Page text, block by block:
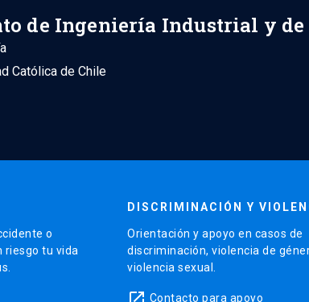
de Ingeniería Industrial y de
Católica de Chile
o
riesgo tu vida
DISCRIMINACIÓN Y
Orientación y apoyo en casos de
discriminación, violencia de
violencia sexual.
Contacto para apoyo